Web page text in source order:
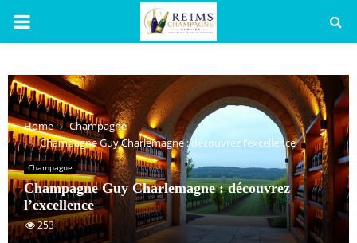
PRIMARY
Home
Champagne
Champagne Guy Charlemagne : découvrez l’excellence
Champagne
Champagne Guy Charlemagne : découvrez
l’excellence
253